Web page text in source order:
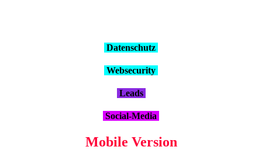
Daten­schutz
Web­se­cu­ri­ty
Leads
Social-Media
Mobi­le Ver­si­on